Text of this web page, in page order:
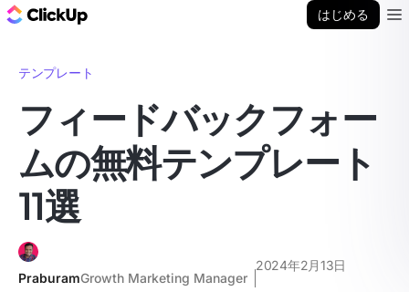
はじめる
テンプレート
フィードバックフォー
ムの無料テンプレート
11選
PraburamGrowth Marketing Manager
2024年2月13日